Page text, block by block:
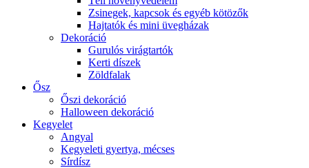
Zsinegek, kapcsok és egyéb kötözők
Hajtatók és mini üvegházak
Dekoráció
Gurulós virágtartók
Kerti díszek
Zöldfalak
Ősz
Őszi dekoráció
Halloween dekoráció
Kegyelet
Angyal
Kegyeleti gyertya, mécses
Sírdísz